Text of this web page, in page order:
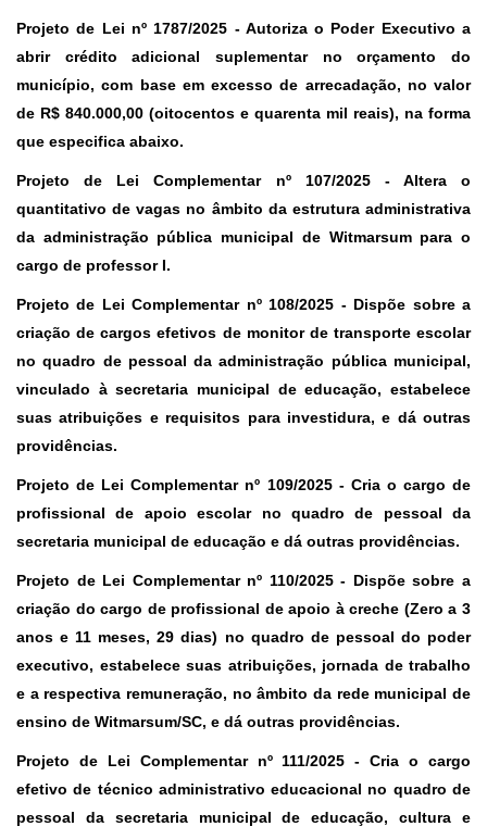
Projeto de Lei nº 1787/2025 - Autoriza o Poder Executivo a
abrir crédito adicional suplementar no orçamento do
município, com base em excesso de arrecadação, no valor
de R$ 840.000,00 (oitocentos e quarenta mil reais), na forma
que especifica abaixo.
Projeto de Lei Complementar nº 107/2025- Altera o
quantitativo de vagas no âmbito da estrutura administrativa
da administração pública municipal de Witmarsum para o
cargo de professor I.
Projeto de Lei Complementar nº 108/2025 - Dispõe sobre a
criação de cargos efetivos de monitor de transporte escolar
no quadro de pessoal da administração pública municipal,
vinculado à secretaria municipal de educação, estabelece
suas atribuições e requisitos para investidura, e dá outras
providências.
Projeto de Lei Complementar nº 109/2025- Cria o cargo de
profissional de apoio escolar no quadro de pessoal da
secretaria municipal de educação e dá outras providências.
Projeto de Lei Complementar nº 110/2025- Dispõe sobre a
criação do cargo de profissional de apoio à creche (Zero a 3
anos e 11 meses, 29 dias) no quadro de pessoal do poder
executivo, estabelece suas atribuições, jornada de trabalho
e a respectiva remuneração, no âmbito da rede municipal de
ensino de Witmarsum/SC, e dá outras providências.
Projeto de Lei Complementar nº 111/2025 - Cria o cargo
efetivo de técnico administrativo educacional no quadro de
pessoal da secretaria municipal de educação, cultura e